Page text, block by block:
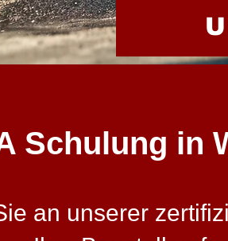
Schulung in
an unserer